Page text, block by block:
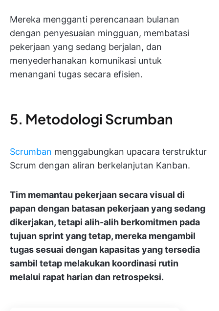
Mereka mengganti perencanaan bulanan
dengan penyesuaian mingguan, membatasi
pekerjaan yang sedang berjalan, dan
menyederhanakan komunikasi untuk
menangani tugas secara efisien.
5. Metodologi Scrumban
Scrumban menggabungkan upacara terstruktur
Scrum dengan aliran berkelanjutan Kanban.
Tim memantau pekerjaan secara visual di
papan dengan batasan pekerjaan yang sedang
dikerjakan, tetapi alih-alih berkomitmen pada
tujuan sprint yang tetap, mereka mengambil
tugas sesuai dengan kapasitas yang tersedia
sambil tetap melakukan koordinasi rutin
melalui rapat harian dan retrospeksi.